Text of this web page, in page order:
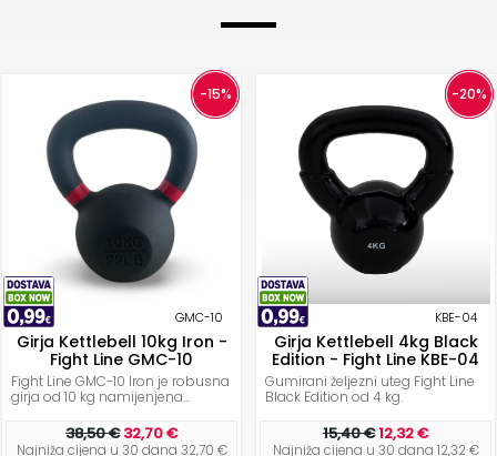
-15%
GMC-10
Girja Kettlebell 10kg Iron -
Fight Line GMC-10
Fight Line GMC-10 Iron je robusna
girja od 10 kg namijenjena...
38,50 €32,70 €
Najniža cijena u 30 dana 32,70 €
-20%
KBE-04
Girja Kettlebell 4kg Black
Edition - Fight Line KBE-04
Gumirani željezni uteg Fight Line
Black Edition od 4 kg.
15,40 €12,32 €
Najniža cijena u 30 dana 12,32 €